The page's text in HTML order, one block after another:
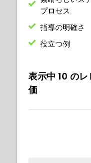
プロセス
指導の明確さ
役立つ例
表示中 10 のレ
価